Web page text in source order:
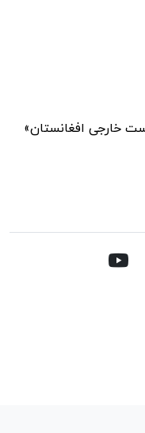
خارجی افغانستان»